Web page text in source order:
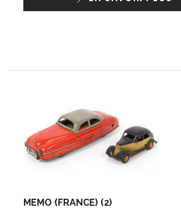
MEMO (FRANCE) (2)